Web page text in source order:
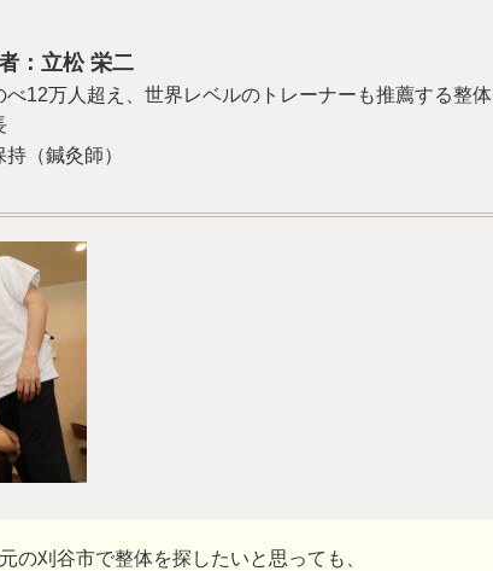
：立松 栄二
べ12万人超え、世界レベルのトレーナーも推薦する整体
（鍼灸師）
の刈谷市で整体を探したいと思っても、